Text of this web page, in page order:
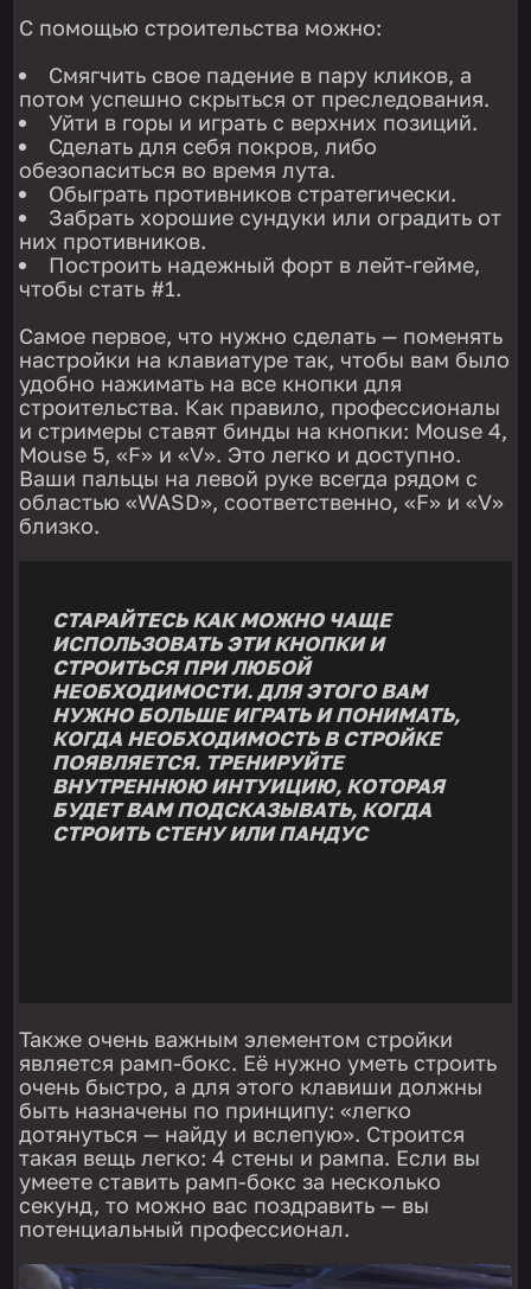
С помощью строительства можно:
Смягчить свое падение в пару кликов, а
потом успешно скрыться от преследования.
Уйти в горы и играть с верхних позиций.
Сделать для себя покров, либо
обезопаситься во время лута.
Обыграть противников стратегически.
Забрать хорошие сундуки или оградить от
них противников.
Построить надежный форт в лейт-гейме,
чтобы стать #1.
Самое первое, что нужно сделать — поменять
настройки на клавиатуре так, чтобы вам было
удобно нажимать на все кнопки для
строительства. Как правило, профессионалы
и стримеры ставят бинды на кнопки: Mouse 4,
Mouse 5, «F» и «V». Это легко и доступно.
Ваши пальцы на левой руке всегда рядом с
областью «WASD», соответственно, «F» и «V»
близко.
СТАРАЙТЕСЬ КАК МОЖНО ЧАЩЕ
ИСПОЛЬЗОВАТЬ ЭТИ КНОПКИ И
СТРОИТЬСЯ ПРИ ЛЮБОЙ
НЕОБХОДИМОСТИ. ДЛЯ ЭТОГО ВАМ
НУЖНО БОЛЬШЕ ИГРАТЬ И ПОНИМАТЬ,
КОГДА НЕОБХОДИМОСТЬ В СТРОЙКЕ
ПОЯВЛЯЕТСЯ. ТРЕНИРУЙТЕ
ВНУТРЕННЮЮ ИНТУИЦИЮ, КОТОРАЯ
БУДЕТ ВАМ ПОДСКАЗЫВАТЬ, КОГДА
СТРОИТЬ СТЕНУ ИЛИ ПАНДУС
Также очень важным элементом стройки
является рамп-бокс. Её нужно уметь строить
очень быстро, а для этого клавиши должны
быть назначены по принципу: «легко
дотянуться — найду и вслепую». Строится
такая вещь легко: 4 стены и рампа. Если вы
умеете ставить рамп-бокс за несколько
секунд, то можно вас поздравить — вы
потенциальный профессионал.